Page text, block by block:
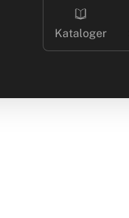
Kataloger